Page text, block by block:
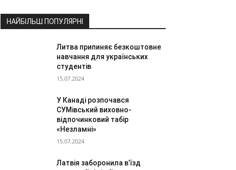
НАЙБІЛЬШ ПОПУЛЯРНІ
Литва припиняє безкоштовне
навчання для українських
студентів
15.07.2024
У Канаді розпочався
СУМівський виховно-
відпочинковий табір
«Незламні»
15.07.2024
Латвія заборонила в’їзд